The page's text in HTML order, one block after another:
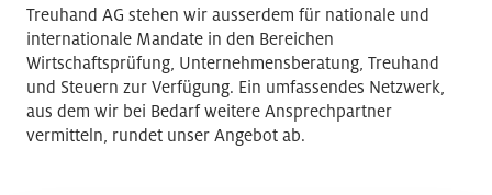
Treuhand AG stehen wir ausserdem für nationale und
internationale Mandate in den Bereichen
Wirtschaftsprüfung, Unternehmensberatung, Treuhand
und Steuern zur Verfügung. Ein umfassendes Netzwerk,
aus dem wir bei Bedarf weitere Ansprechpartner
vermitteln, rundet unser Angebot ab.